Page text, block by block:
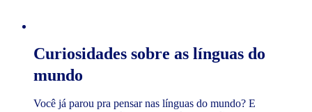
Curiosidades sobre as línguas do
mundo
Você já parou pra pensar nas línguas do mundo? E